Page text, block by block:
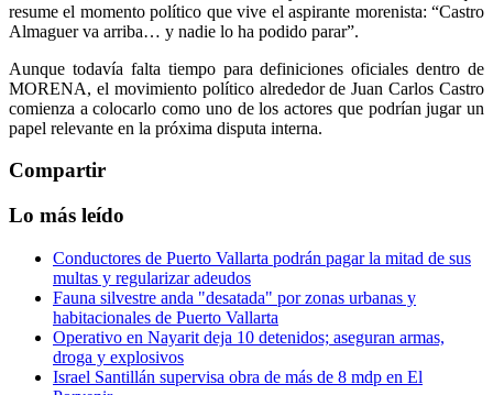
resume el momento político que vive el aspirante morenista: “Castro
Almaguer va arriba… y nadie lo ha podido parar”.
Aunque todavía falta tiempo para definiciones oficiales dentro de
MORENA, el movimiento político alrededor de Juan Carlos Castro
comienza a colocarlo como uno de los actores que podrían jugar un
papel relevante en la próxima disputa interna.
Compartir
Lo más leído
Conductores de Puerto Vallarta podrán pagar la mitad de sus
multas y regularizar adeudos
Fauna silvestre anda "desatada" por zonas urbanas y
habitacionales de Puerto Vallarta
Operativo en Nayarit deja 10 detenidos; aseguran armas,
droga y explosivos
Israel Santillán supervisa obra de más de 8 mdp en El